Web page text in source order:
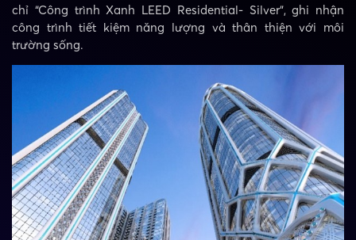
chỉ “Công trình Xanh LEED Residential- Silver”, ghi nhận
công trình tiết kiệm năng lượng và thân thiện với môi
trường sống.